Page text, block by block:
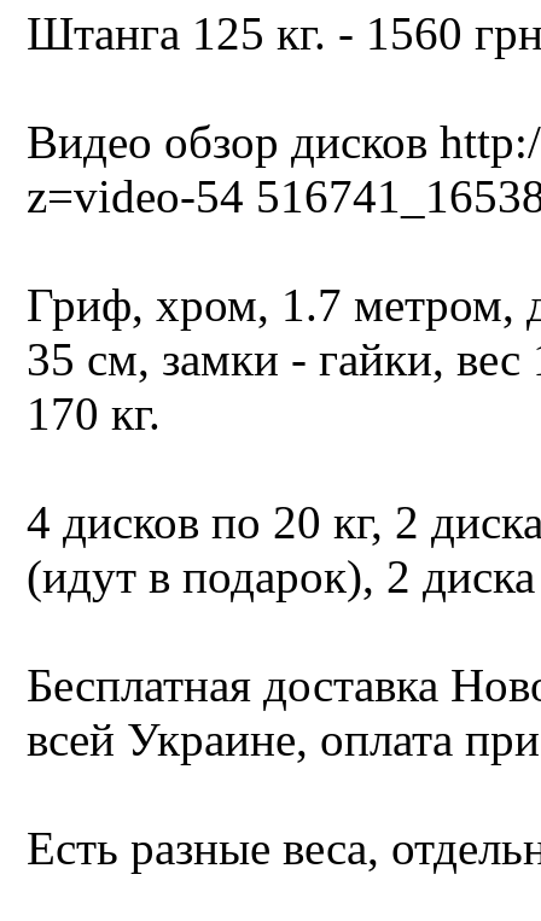
Штанга 125 кг. - 1560
Видео обзор дисков
z=video-54
Гриф, хром, 1.7 метром,
35 см, замки - гайки, вес
170 кг.
4 дисков по 20 кг, 2
(идут в подарок), 2
Бесплатная доставка
всей Украине, оплата
Есть разные веса,